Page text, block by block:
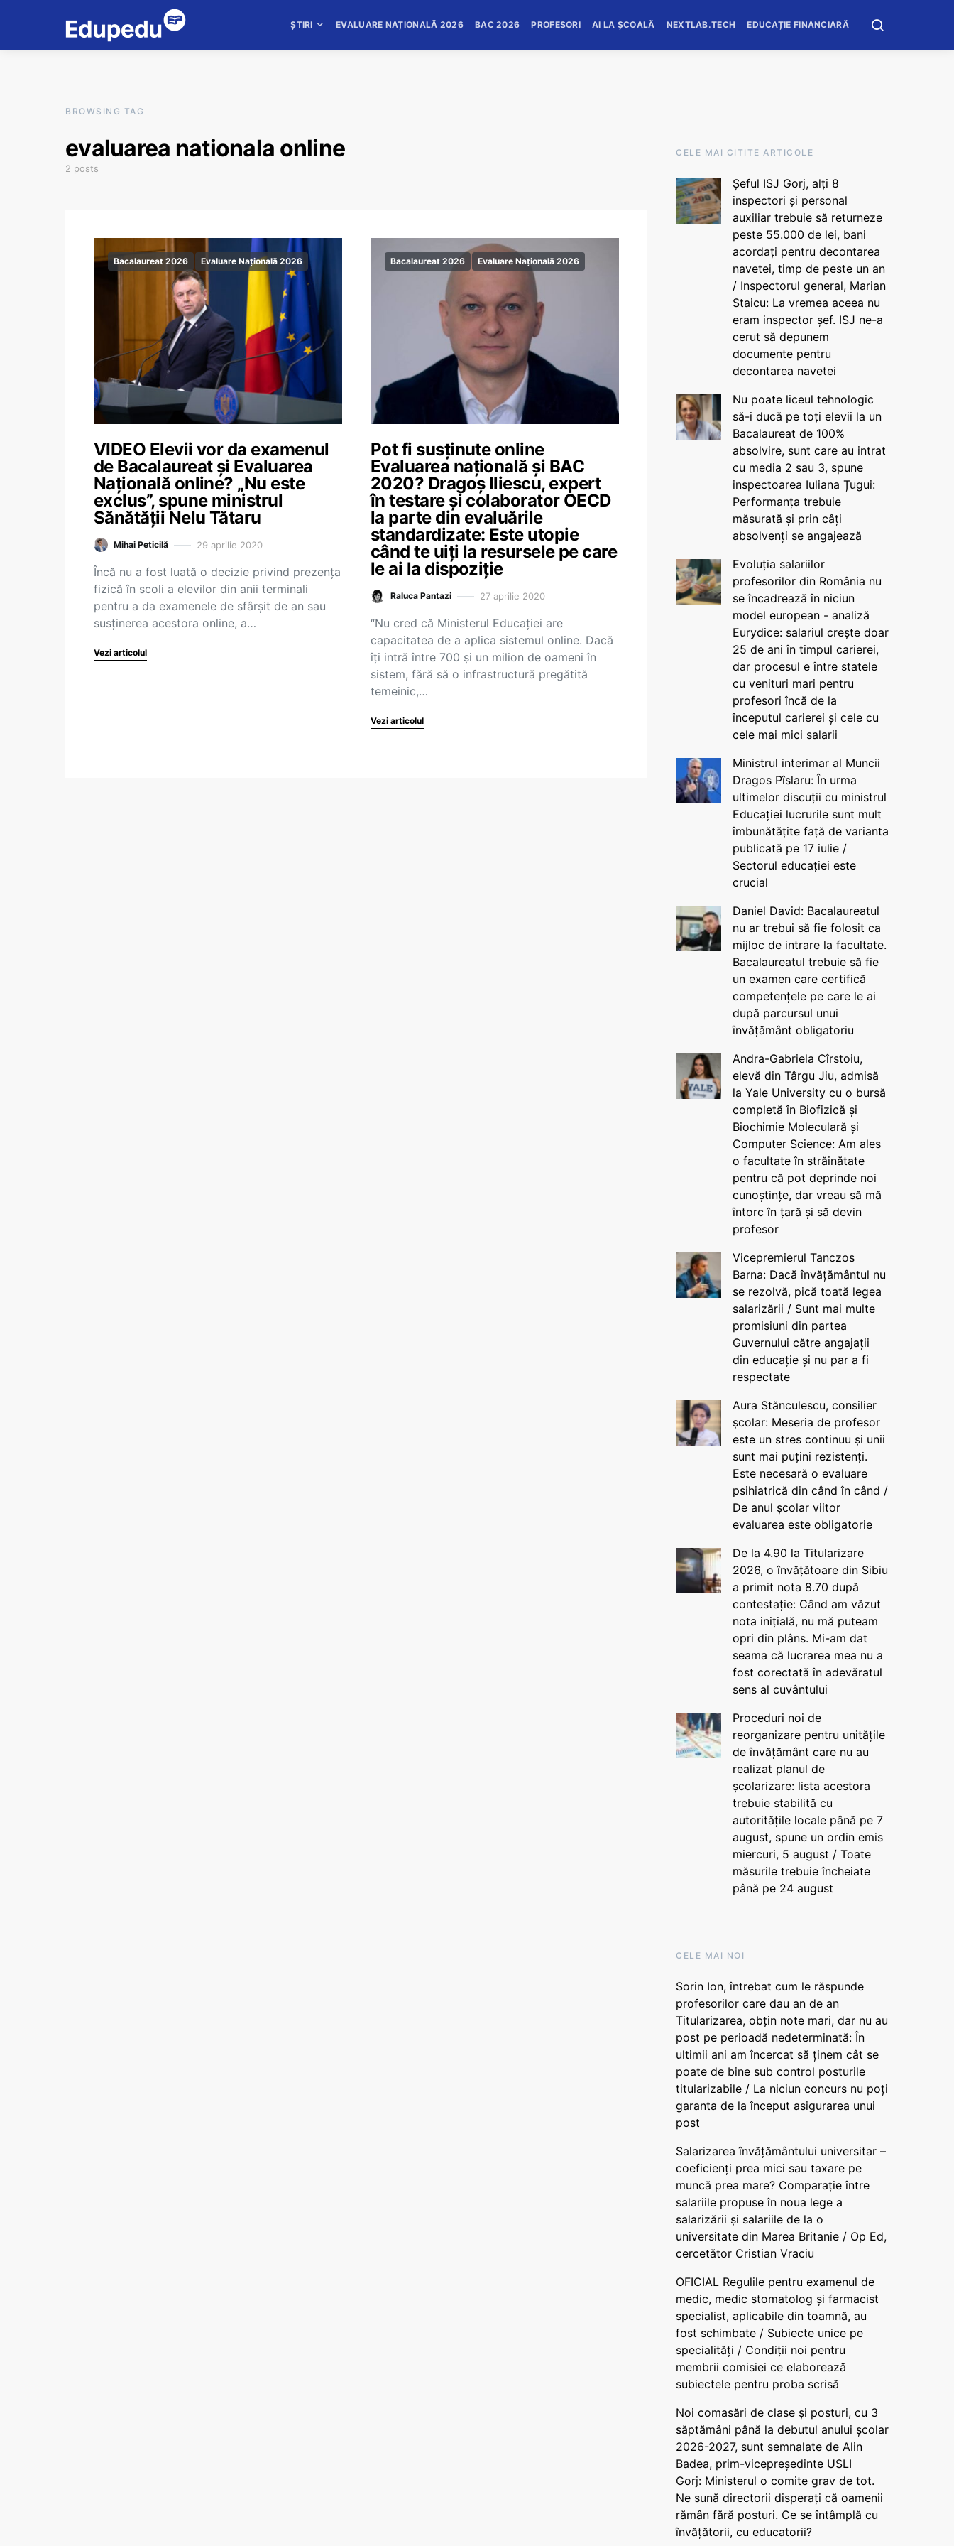
ȘTIRI EVALUARE NAȚIONALĂ 2026 BAC 2026 PROFESORI AI LA ȘCOALĂ NEXTLAB.TECH EDUCAȚIE FINANCIARĂ
BROWSING TAG
evaluarea nationala online
2 posts
Bacalaureat 2026 Evaluare Națională 2026
VIDEO Elevii vor da examenul
de Bacalaureat și Evaluarea
Națională online? „Nu este
exclus”, spune ministrul
Sănătății Nelu Tătaru
Mihai Peticilă 29 aprilie 2020
Încă nu a fost luată o decizie privind prezența
fizică în scoli a elevilor din anii terminali
pentru a da examenele de sfârșit de an sau
susținerea acestora online, a…
Vezi articolul
Bacalaureat 2026 Evaluare Națională 2026
Pot fi susținute online
Evaluarea națională și BAC
2020? Dragoș Iliescu, expert
în testare și colaborator OECD
la parte din evaluările
standardizate: Este utopie
când te uiți la resursele pe care
le ai la dispoziție
Raluca Pantazi 27 aprilie 2020
“Nu cred că Ministerul Educației are
capacitatea de a aplica sistemul online. Dacă
îți intră între 700 și un milion de oameni în
sistem, fără să o infrastructură pregătită
temeinic,…
Vezi articolul
CELE MAI CITITE ARTICOLE
Șeful ISJ Gorj, alți 8
inspectori și personal
auxiliar trebuie să returneze
peste 55.000 de lei, bani
acordați pentru decontarea
navetei, timp de peste un an
/ Inspectorul general, Marian
Staicu: La vremea aceea nu
eram inspector șef. ISJ ne-a
cerut să depunem
documente pentru
decontarea navetei
Nu poate liceul tehnologic
să-i ducă pe toți elevii la un
Bacalaureat de 100%
absolvire, sunt care au intrat
cu media 2 sau 3, spune
inspectoarea Iuliana Țugui:
Performanța trebuie
măsurată și prin câți
absolvenți se angajează
Evoluția salariilor
profesorilor din România nu
se încadrează în niciun
model european - analiză
Eurydice: salariul crește doar
25 de ani în timpul carierei,
dar procesul e între statele
cu venituri mari pentru
profesori încă de la
începutul carierei și cele cu
cele mai mici salarii
Ministrul interimar al Muncii
Dragos Pîslaru: În urma
ultimelor discuții cu ministrul
Educației lucrurile sunt mult
îmbunătățite față de varianta
publicată pe 17 iulie /
Sectorul educației este
crucial
Daniel David: Bacalaureatul
nu ar trebui să fie folosit ca
mijloc de intrare la facultate.
Bacalaureatul trebuie să fie
un examen care certifică
competențele pe care le ai
după parcursul unui
învățământ obligatoriu
Andra-Gabriela Cîrstoiu,
elevă din Târgu Jiu, admisă
la Yale University cu o bursă
completă în Biofizică și
Biochimie Moleculară și
Computer Science: Am ales
o facultate în străinătate
pentru că pot deprinde noi
cunoștințe, dar vreau să mă
întorc în țară și să devin
profesor
Vicepremierul Tanczos
Barna: Dacă învățământul nu
se rezolvă, pică toată legea
salarizării / Sunt mai multe
promisiuni din partea
Guvernului către angajații
din educație și nu par a fi
respectate
Aura Stănculescu, consilier
școlar: Meseria de profesor
este un stres continuu și unii
sunt mai puțini rezistenți.
Este necesară o evaluare
psihiatrică din când în când /
De anul școlar viitor
evaluarea este obligatorie
De la 4.90 la Titularizare
2026, o învățătoare din Sibiu
a primit nota 8.70 după
contestație: Când am văzut
nota inițială, nu mă puteam
opri din plâns. Mi-am dat
seama că lucrarea mea nu a
fost corectată în adevăratul
sens al cuvântului
Proceduri noi de
reorganizare pentru unitățile
de învățământ care nu au
realizat planul de
școlarizare: lista acestora
trebuie stabilită cu
autoritățile locale până pe 7
august, spune un ordin emis
miercuri, 5 august / Toate
măsurile trebuie încheiate
până pe 24 august
CELE MAI NOI
Sorin Ion, întrebat cum le răspunde
profesorilor care dau an de an
Titularizarea, obțin note mari, dar nu au
post pe perioadă nedeterminată: În
ultimii ani am încercat să ținem cât se
poate de bine sub control posturile
titularizabile / La niciun concurs nu poți
garanta de la început asigurarea unui
post
Salarizarea învățământului universitar –
coeficienți prea mici sau taxare pe
muncă prea mare? Comparație între
salariile propuse în noua lege a
salarizării și salariile de la o
universitate din Marea Britanie / Op Ed,
cercetător Cristian Vraciu
OFICIAL Regulile pentru examenul de
medic, medic stomatolog și farmacist
specialist, aplicabile din toamnă, au
fost schimbate / Subiecte unice pe
specialități / Condiții noi pentru
membrii comisiei ce elaborează
subiectele pentru proba scrisă
Noi comasări de clase și posturi, cu 3
săptămâni până la debutul anului școlar
2026-2027, sunt semnalate de Alin
Badea, prim-vicepreședinte USLI
Gorj: Ministerul o comite grav de tot.
Ne sună directorii disperați că oamenii
rămân fără posturi. Ce se întâmplă cu
învățătorii, cu educatorii?